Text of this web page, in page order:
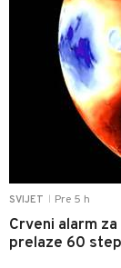
SVIJET Pre 5 h
Crveni alarm
prelaze 60